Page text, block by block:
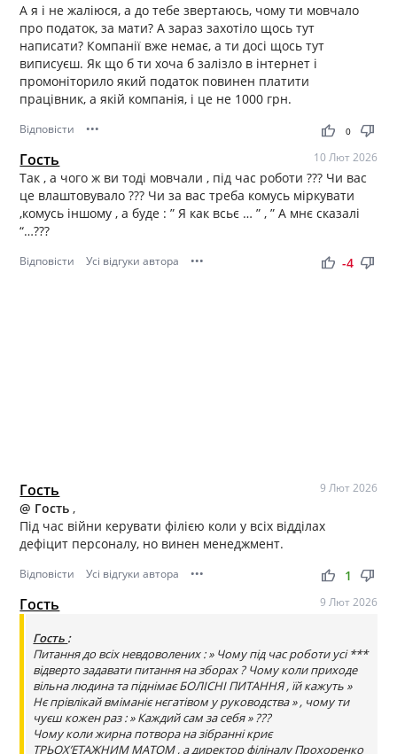
А я і не жаліюся, а до тебе звертаюсь, чому ти мовчало
про податок, за мати? А зараз захотіло щось тут
написати? Компанії вже немає, а ти досі щось тут
виписуєш. Як що б ти хоча б залізло в інтернет і
промоніторило який податок повинен платити
працівник, а якій компанія, і це не 1000 грн.
Відповісти ••• thumb_up thumb_down
0
Гость 10 Лют 2026
Так , а чого ж ви тоді мовчали , під час роботи ??? Чи вас
це влаштовувало ??? Чи за вас треба комусь міркувати
,комусь іншому , а буде : ” Я как всьє … ” , ” А мнє сказалі
“…???
Відповісти Усі відгуки автора ••• thumb_up thumb_down
-4
Гость 9 Лют 2026
@ Гость,
Під час війни керувати філією коли у всіх відділах
дефіцит персоналу, но винен менеджмент.
Відповісти Усі відгуки автора ••• thumb_up thumb_down
1
Гость 9 Лют 2026
Гость :
Питання до всіх невдоволених : » Чому під час роботи усі ***
відверто задавати питання на зборах ? Чому коли приходе
вільна людина та піднімає БОЛІСНІ ПИТАННЯ , їй кажуть »
Нє прівлікай вміманіє нєгатівом у руководства » , чому ти
чуєш кожен раз : » Каждий сам за себя » ???
Чому коли жирна потвора на зібранні криє
ТРЬОХ’ЕТАЖНИМ МАТОМ , а директор філіналу Прохоренко